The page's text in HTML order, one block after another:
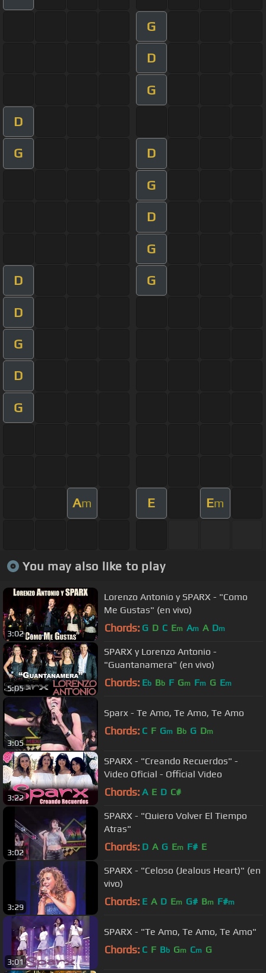
G
D
G
D
G D
G
D
G
D G
D
G
D
G
Am E Em
You may also like to play
3:02
Lorenzo Antonio y SPARX - "Como
Me Gustas" (en vivo)
Chords: G D C Em Am A Dm
5:05
SPARX y Lorenzo Antonio -
"Guantanamera" (en vivo)
Chords: Eb Bb F Gm Fm G Em
3:05
Sparx - Te Amo, Te Amo, Te Amo
Chords: C F Gm Bb G Dm
3:22
SPARX - "Creando Recuerdos" -
Video Oficial - Official Video
Chords: A E D C#
3:02
SPARX - "Quiero Volver El Tiempo
Atras"
Chords: D A G Em F# E
3:29
SPARX - "Celoso (Jealous Heart)" (en
vivo)
Chords: E A D Em G# Bm F#m
3:01
SPARX - "Te Amo, Te Amo, Te Amo"
Chords: C F Bb Gm Cm G